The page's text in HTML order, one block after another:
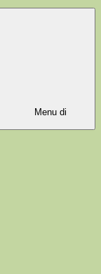
Menu di